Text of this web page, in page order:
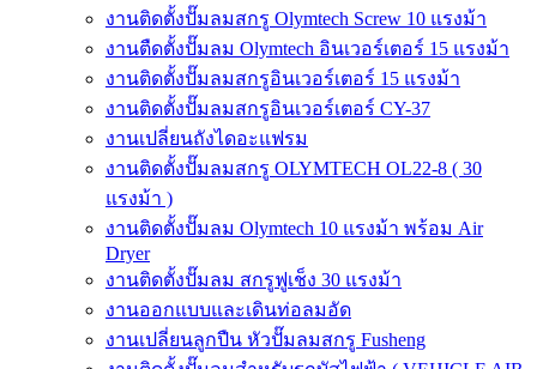
งานติดตั้งปั๊มลมสกรู Olymtech Screw 10 แรงม้า
งานตืดตั้งปั๊มลม Olymtech อินเวอร์เตอร์ 15 แรงม้า
งานติดตั้งปั๊มลมสกรูอินเวอร์เตอร์ 15 แรงม้า
งานติดตั้งปั๊มลมสกรูอินเวอร์เตอร์ CY-37
งานเปลี่ยนถังไดอะแฟรม
งานติดตั้งปั๊มลมสกรู OLYMTECH OL22-8 ( 30
แรงม้า )
งานติดตั้งปั๊มลม Olymtech 10 แรงม้า พร้อม Air
Dryer
งานติดตั้งปั๊มลม สกรูฟูเช็ง 30 แรงม้า
งานออกแบบและเดินท่อลมอัด
งานเปลี่ยนลูกปืน หัวปั๊มลมสกรู Fusheng